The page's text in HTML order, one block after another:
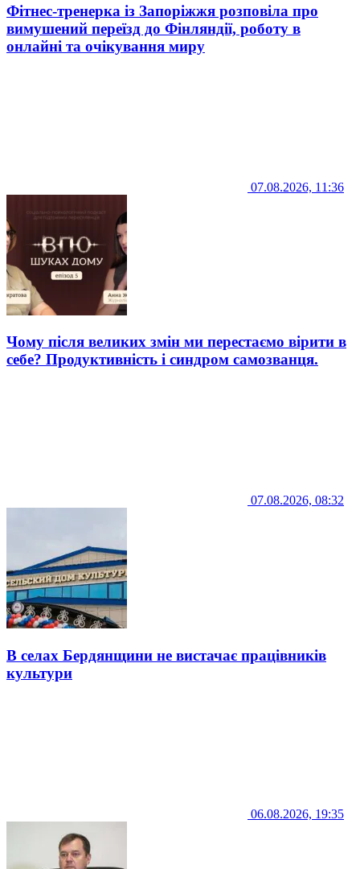
Фітнес-тренерка із Запоріжжя розповіла про
вимушений переїзд до Фінляндії, роботу в
онлайні та очікування миру
07.08.2026, 11:36
Чому після великих змін ми перестаємо вірити в
себе? Продуктивність і синдром самозванця.
07.08.2026, 08:32
В селах Бердянщини не вистачає працівників
культури
06.08.2026, 19:35